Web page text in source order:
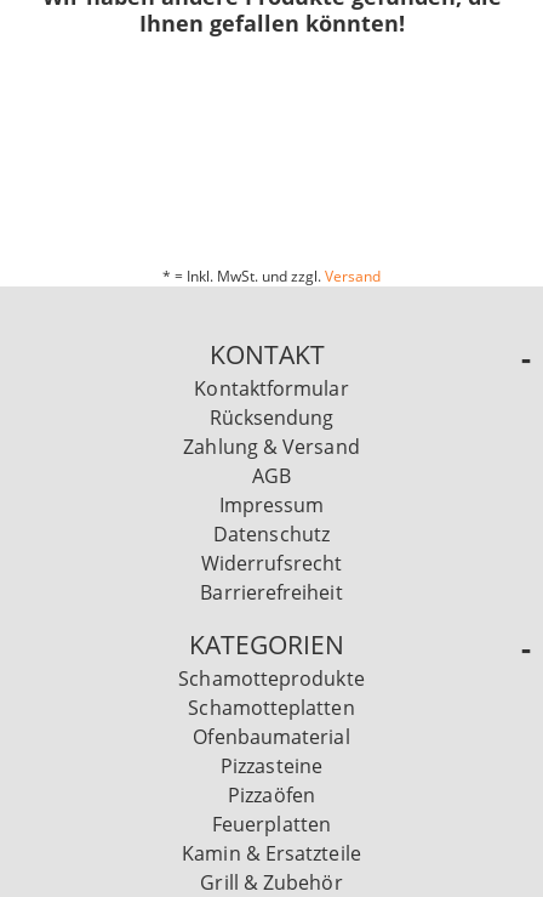
Ihnen gefallen könnten!
* = Inkl. MwSt. und zzgl.Versand
KONTAKT
Kontaktformular
Rücksendung
Zahlung & Versand
AGB
Impressum
Datenschutz
Widerrufsrecht
Barrierefreiheit
KATEGORIEN
Schamotteprodukte
Schamotteplatten
Ofenbaumaterial
Pizzasteine
Pizzaöfen
Feuerplatten
Kamin & Ersatzteile
Grill & Zubehör